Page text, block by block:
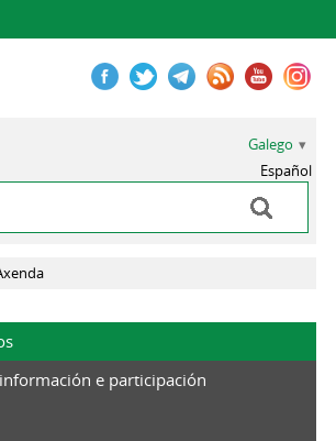
busca
Galego
Español
e participación